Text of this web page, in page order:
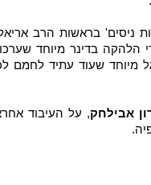
ניסים' בראשות הרב
הלהקה בדינר מיוחד
מיוחד שעוד עתיד לחמם
אבילחק, על העיבוד